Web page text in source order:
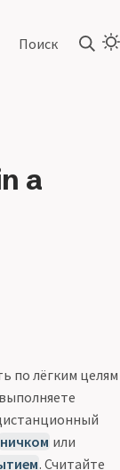
Поиск
a
по лёгким целям
ничком или
. Считайте